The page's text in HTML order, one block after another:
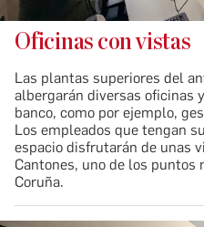
Oficinas con vistas
Las plantas superiores del
albergarán diversas oficinas
banco, como por ejemplo,
Los empleados que tengan
espacio disfrutarán de unas
Cantones, uno de los puntos
Coruña.